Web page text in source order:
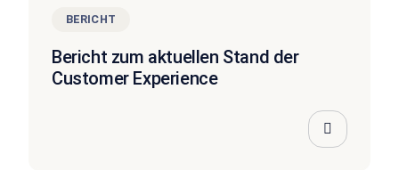
BERICHT
Bericht zum aktuellen Stand der
Customer Experience